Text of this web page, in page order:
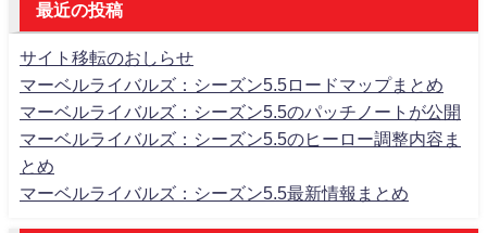
最近の投稿
サイト移転のおしらせ
マーベルライバルズ：シーズン5.5ロードマップまとめ
マーベルライバルズ：シーズン5.5のパッチノートが公開
マーベルライバルズ：シーズン5.5のヒーロー調整内容ま
とめ
マーベルライバルズ：シーズン5.5最新情報まとめ